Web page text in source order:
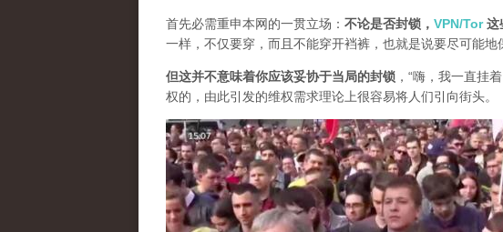
首先必需重申本网的一贯立场： 不论是否封锁， VPN/Tor这
一样，不仅要穿，而且不能穿开裆裤，也就是说要尽可能地
但这并不意味着你应该妥协于当局的封锁 ，“嗨，我一直挂
权的，由此引发的维权需求理论上很容易将人们引向街头。